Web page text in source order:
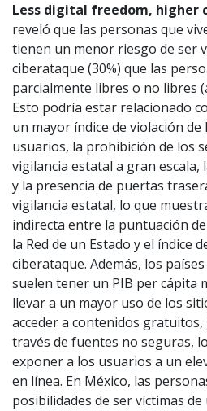
Less digital freedom, higher
reveló que las personas que
tienen un menor riesgo de ser
ciberataque (30%) que las
parcialmente libres o no libres
Esto podría estar relacionado
un mayor índice de violación de
usuarios, la prohibición de los
vigilancia estatal a gran escala,
y la presencia de puertas
vigilancia estatal, lo que
indirecta entre la puntuación
la Red de un Estado y el índice
ciberataque. Además, los
suelen tener un PIB per cápita
llevar a un mayor uso de los
acceder a contenidos gratuitos,
través de fuentes no seguras,
exponer a los usuarios a un
en línea. En México, las
posibilidades de ser víctimas